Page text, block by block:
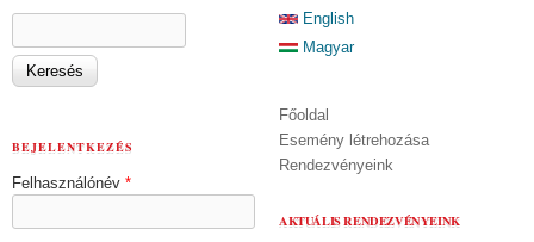
KERESÉS ŰRLAP
BEJELENTKEZÉS
Felhasználónév *
English
Magyar
Főoldal
Esemény létrehozása
Rendezvényeink
AKTUÁLIS RENDEZVÉNYEINK